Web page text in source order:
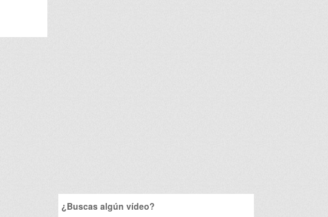
¿Buscas algún vídeo?